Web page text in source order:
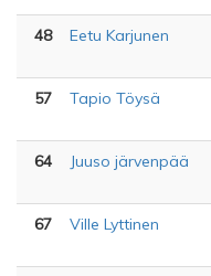
48 Eetu Karjunen
57 Tapio Töysä
64 Juuso järvenpää
67 Ville Lyttinen